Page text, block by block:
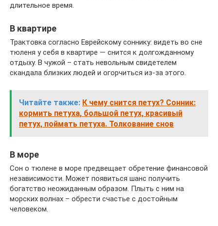
длительное время.
В квартире
Трактовка согласно Еврейскому соннику: видеть во сне
тюленя у себя в квартире — снится к долгожданному
отдыху. В чужой – стать невольным свидетелем
скандала близких людей и огорчиться из-за этого.
Читайте также: К чему снится петух? Сонник:
кормить петуха, большой петух, красивый
петух, поймать петуха. Толкование снов
В море
Сон о тюлене в море предвещает обретение финансовой
независимости. Может появиться шанс получить
богатство неожиданным образом. Плыть с ним на
морских волнах – обрести счастье с достойным
человеком.